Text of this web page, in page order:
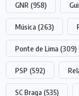
GNR (958)
Música (263)
Ponte de Lima (309)
PSP (592)
SC Braga (535)